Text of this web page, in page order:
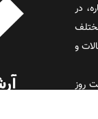
پس از طول ۱۲ سال فعالیت و انتشار ۲۵۰۰ شماره، در
و
روز